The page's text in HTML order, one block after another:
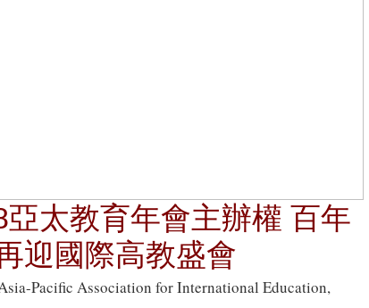
太教育年會主辦權 百年
迎國際高教盛會
Pacific Association for International Education,